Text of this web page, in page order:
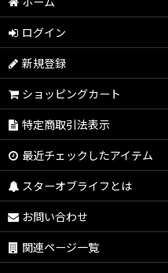
ログイン
新規登録
ショッピングカート
特定商取引法表示
最近チェックしたアイテム
スターオブライフとは
お問い合わせ
関連ページ一覧